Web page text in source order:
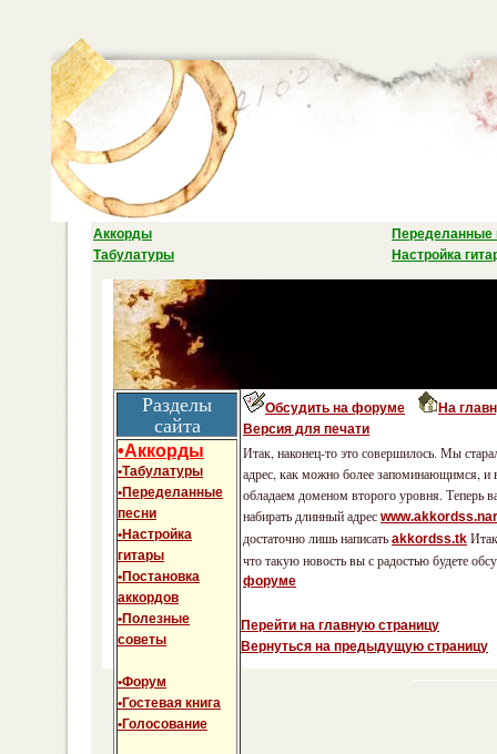
Аккорды
Табулатуры
Переделанные
Настройка
Разделы
сайта
•Аккорды
•Табулатуры
•Переделанные
песни
•Настройка
гитары
•Постановка
аккордов
•Полезные
советы
•Форум
•Гостевая книга
•Голосование
Обсудить на форуме
На
Версия для печати
Итак, наконец-то это совершилось. Мы
адрес, как можно более запоминающимся, и
обладаем доменом второго уровня. Теперь
набирать длинный адрес
достаточно лишь написать akkordss.tk
что такую новость вы с радостью будете
форуме
Перейти на главную страницу
Вернуться на предыдущую страницу